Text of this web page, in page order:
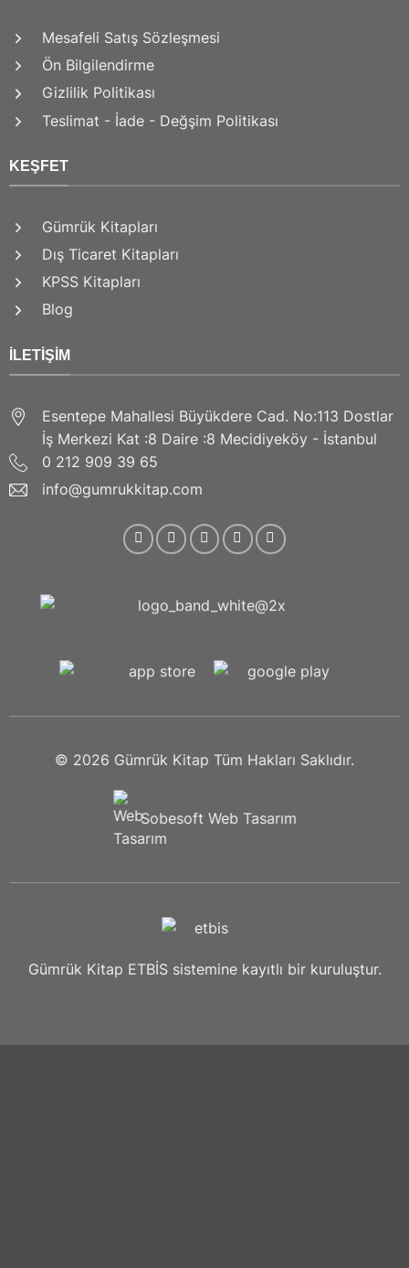
Mesafeli Satış Sözleşmesi
Ön Bilgilendirme
Gizlilik Politikası
Teslimat - İade - Değşim Politikası
KEŞFET
Gümrük Kitapları
Dış Ticaret Kitapları
KPSS Kitapları
Blog
İLETIŞIM
Esentepe Mahallesi Büyükdere Cad. No:113 Dostlar
İş Merkezi Kat :8 Daire :8 Mecidiyeköy - İstanbul
0 212 909 39 65
info@gumrukkitap.com
© 2026 Gümrük Kitap Tüm Hakları Saklıdır.
Sobesoft Web Tasarım
Gümrük Kitap ETBİS sistemine kayıtlı bir kuruluştur.